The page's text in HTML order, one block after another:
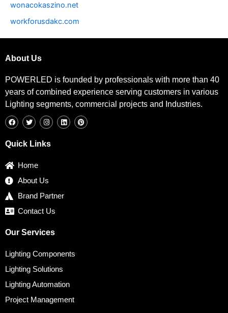
wonacokaszino.net
workforusdakc.com
About Us
POWERLED is founded by professionals with more than 40
years of combined experience serving customers in various
Lighting segments, commercial projects and Industries.
a
c
o
w
i
t
e
n
s
g
i
n
i
n
Quick Links
Home
About Us
Brand Partner
Contact Us
Our Services
Lighting Components
Lighting Solutions
Lighting Automation
Project Management